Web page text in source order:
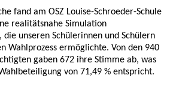
fand am OSZ Louise-Schroeder-Schule
realitätsnahe Simulation
unseren Schülerinnen und Schülern
Wahlprozess ermöglichte. Von den 940
gaben 672 ihre Stimme ab, was
von 71,49 % entspricht.